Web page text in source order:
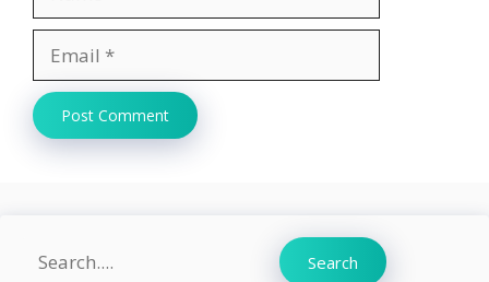
Website
Search Search